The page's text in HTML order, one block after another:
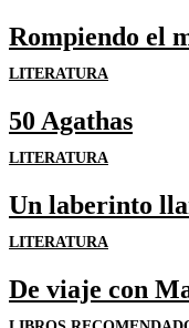
Rompiendo el
LITERATURA
50 Agathas
LITERATURA
Un laberinto
LITERATURA
De viaje con